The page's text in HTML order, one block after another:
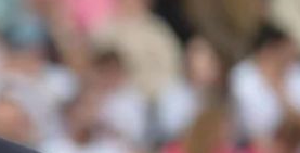
решение «по поводу
“Хезболла”». Ранее
приближается«к тому
и Ливана».